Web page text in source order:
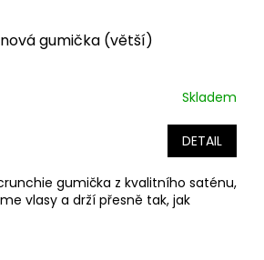
gumička (větší)
Skladem
DETAIL
gumička z kvalitního saténu,
vlasy a drží přesně tak, jak